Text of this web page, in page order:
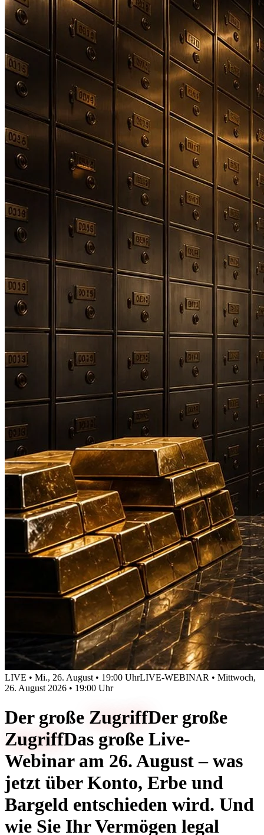
LIVE • Mi., 26. August • 19:00 UhrLIVE-WEBINAR • Mittwoch,
26. August 2026 • 19:00 Uhr
Der große ZugriffDer große
ZugriffDas große Live-
Webinar am 26. August – was
jetzt über Konto, Erbe und
Bargeld entschieden wird. Und
wie Sie Ihr Vermögen legal